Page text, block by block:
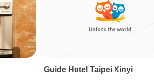
Guide Hotel Taipei Xinyi